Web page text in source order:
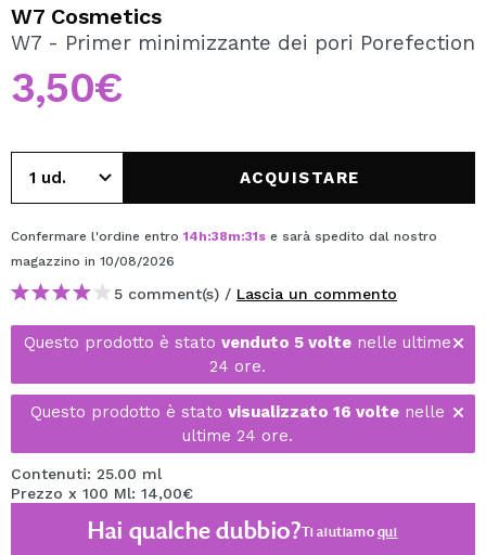
Creando un account su Maquibeauty.it potrai fare i tuoi
acquisti velocemente, controllare lo stato dei tuoi ordini e
consultare le tue operazioni precedenti.
CREARE UN ACCOUNT
W7 Cosmetics
W7 - Primer minimizzante dei pori Porefection
3,50€
ACQUISTARE
Confermare l'ordine entro 14h:38m:31s e sarà spedito dal nostro
magazzino in 10/08/2026
5 comment(s) / Lascia un commento
Questo prodotto è stato venduto 5 volte nelle ultime
24 ore.
Questo prodotto è stato visualizzato 16 volte nelle
ultime 24 ore.
Contenuti: 25.00 ml
Prezzo x 100 Ml: 14,00€
Hai qualche dubbio?Ti aiutiamoqui